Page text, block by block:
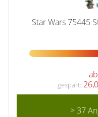
Star Wars 75445
ab
gespart:
> 37